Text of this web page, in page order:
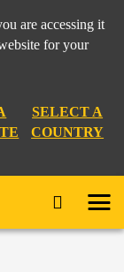
are accessing it
for your
SELECT A
COUNTRY